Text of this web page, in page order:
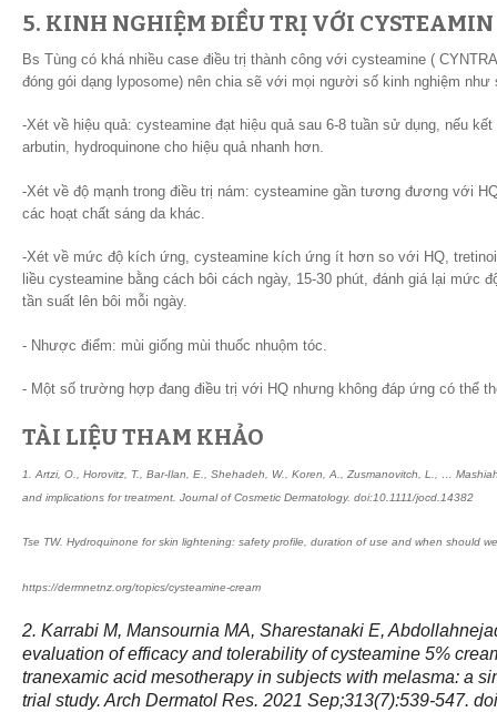
5. KINH NGHIỆM ĐIỀU TRỊ VỚI CYSTEAMIN
Bs Tùng có khá nhiều case điều trị thành công với cysteamine (
đóng gói dạng lyposome) nên chia sẽ với mọi người số kinh nghiệm
-Xét về hiệu quả: cysteamine đạt hiệu quả sau 6-8 tuần sử dụng, nếu
arbutin, hydroquinone cho hiệu quả nhanh hơn.
-Xét về độ mạnh trong điều trị nám: cysteamine gần tương đương với
các hoạt chất sáng da khác.
-Xét về mức độ kích ứng, cysteamine kích ứng ít hơn so với HQ,
liều cysteamine bằng cách bôi cách ngày, 15-30 phút, đánh giá lại mức
tần suất lên bôi mỗi ngày.
- Nhược điểm: mùi giống mùi thuốc nhuộm tóc.
- Một số trường hợp đang điều trị với HQ nhưng không đáp ứng có thể
TÀI LIỆU THAM KHẢO
1. Artzi, O., Horovitz, T., Bar‐Ilan, E., Shehadeh, W., Koren, A., Zusmanovitch, L., …
and implications for treatment. Journal of Cosmetic Dermatology. doi:10.1111/jocd.14382
Tse TW. Hydroquinone for skin lightening: safety profile, duration of use and when should
https://dermnetnz.org/topics/cysteamine-cream
2. Karrabi M, Mansournia MA, Sharestanaki E,
evaluation of efficacy and tolerability of cysteamine 5%
tranexamic acid mesotherapy in subjects with melasma: a
trial study. Arch Dermatol Res. 2021 Sep;313(7):539-547.